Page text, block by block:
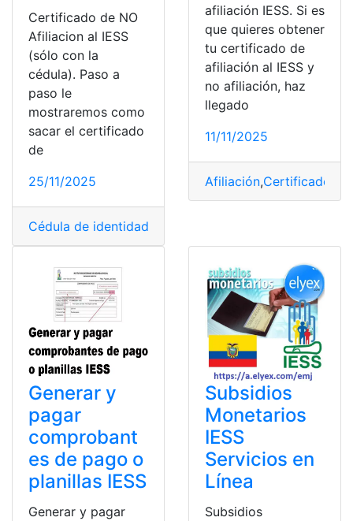
Certificado de NO
Afiliacion al IESS
(sólo con la
cédula). Paso a
paso le
mostraremos como
sacar el certificado
de
25/11/2025
Cédula de identidad
afiliación IESS. Si es
que quieres obtener
tu certificado de
afiliación al IESS y
no afiliación, haz
llegado
11/11/2025
Afiliación,Certificados
Generar y
pagar
comprobant
es de pago o
planillas IESS
Generar y pagar
Subsidios
Monetarios
IESS
Servicios en
Línea
Subsidios